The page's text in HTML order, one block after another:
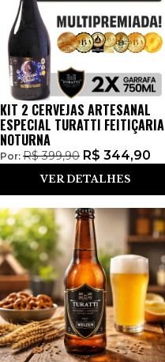
KIT 2 CERVEJAS ARTESANAL
ESPECIAL TURATTI FEITIÇARIA
NOTURNA
Por: R$399,90 R$ 344,90
VER DETALHES